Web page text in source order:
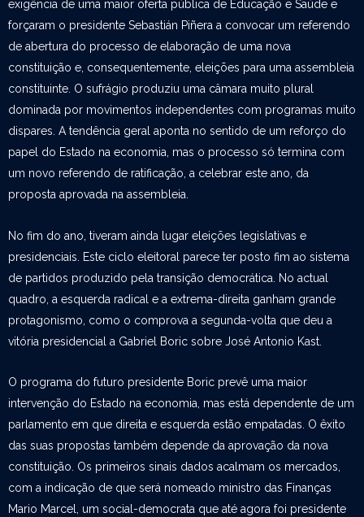
exigência de uma maior oferta pública de Educação e Saúde e
forçaram o presidente Sebastián Piñera a convocar um referendo
de abertura do processo de elaboração de uma nova
constituição e, consequentemente, eleições para uma assembleia
constituinte. O sufrágio produziu uma câmara muito plural
dominada por movimentos independentes com programas muito
dispares. A tendência geral aponta no sentido de um reforço do
papel do Estado na economia, mas o processo só termina com
um novo referendo de ratificação, a celebrar este ano, da
proposta aprovada na assembleia.
No fim do ano, tiveram ainda lugar eleições legislativas e
presidenciais. Este ciclo eleitoral parece ter posto fim ao sistema
de partidos produzido pela transição democrática. No actual
quadro, a esquerda radical e a extrema-direita ganham grande
protagonismo, como o comprova a segunda-volta que deu a
vitória presidencial a Gabriel Boric sobre José Antonio Kast.
O programa do futuro presidente Boric prevê uma maior
intervenção do Estado na economia, mas está dependente de um
parlamento em que direita e esquerda estão empatadas. O êxito
das suas propostas também depende da aprovação da nova
constituição. Os primeiros sinais dados acalmam os mercados,
com a indicação de que será nomeado ministro das Finanças
Mario Marcel, um social-democrata que até agora foi presidente